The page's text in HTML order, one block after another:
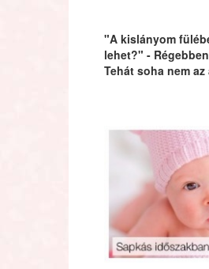
"A kislányom
lehet?" -
Tehát soha nem